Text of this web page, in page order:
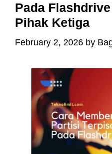
Pada
Pihak Ketiga
February 2, 2026 by